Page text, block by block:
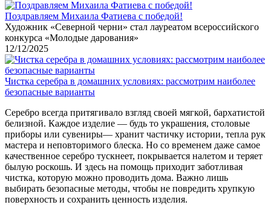
Поздравляем Михаила Фатиева c победой!
Художник «Северной черни» стал лауреатом всероссийского
конкурса «Молодые дарования»
12/12/2025
Чистка серебра в домашних условиях: рассмотрим наиболее
безопасные варианты
Серебро всегда притягивало взгляд своей мягкой, бархатистой
белизной. Каждое изделие — будь то украшения, столовые
приборы или сувениры— хранит частичку истории, тепла рук
мастера и неповторимого блеска. Но со временем даже самое
качественное серебро тускнеет, покрывается налетом и теряет
былую роскошь. И здесь на помощь приходит заботливая
чистка, которую можно проводить дома. Важно лишь
выбирать безопасные методы, чтобы не повредить хрупкую
поверхность и сохранить ценность изделия.